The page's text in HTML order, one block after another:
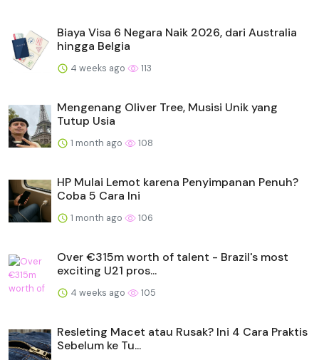
Biaya Visa 6 Negara Naik 2026, dari Australia
hingga Belgia
4 weeks ago 113
Mengenang Oliver Tree, Musisi Unik yang
Tutup Usia
1 month ago 108
HP Mulai Lemot karena Penyimpanan Penuh?
Coba 5 Cara Ini
1 month ago 106
Over €315m worth of talent - Brazil's most
exciting U21 pros...
4 weeks ago 105
Resleting Macet atau Rusak? Ini 4 Cara Praktis
Sebelum ke Tu...